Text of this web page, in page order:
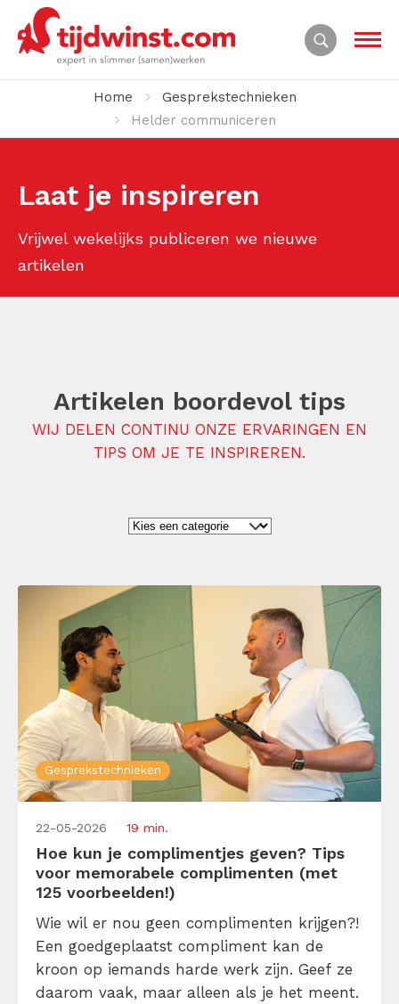
Home
Gesprekstechnieken
Helder communiceren
Laat je inspireren
Vrijwel wekelijks publiceren we nieuwe
artikelen
Artikelen boordevol tips
WIJ DELEN CONTINU ONZE ERVARINGEN EN
TIPS OM JE TE INSPIREREN.
Gesprekstechnieken
22-05-2026 19 min.
Hoe kun je complimentjes geven? Tips
voor memorabele complimenten (met
125 voorbeelden!)
Wie wil er nou geen complimenten krijgen?!
Een goedgeplaatst compliment kan de
kroon op iemands harde werk zijn. Geef ze
daarom vaak, maar alleen als je het meent.